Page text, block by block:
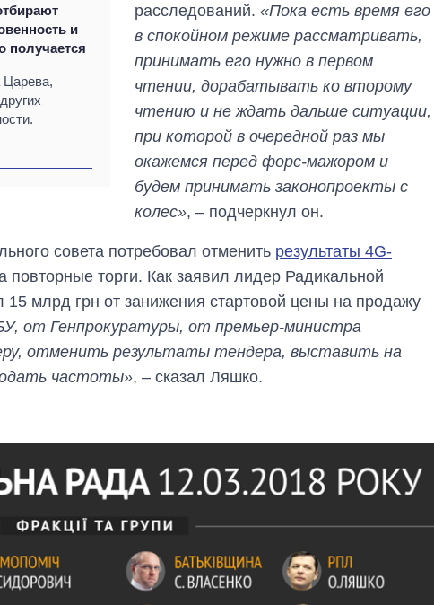
и
получается
Царева,
расследований.«Пока есть время его
в спокойном режиме рассматривать,
принимать его нужно в первом
чтении, дорабатывать ко второму
чтению и не ждать дальше ситуации,
при которой в очередной раз мы
окажемся перед форс-мажором и
будем принимать законопроекты с
колес», – подчеркнул он.
совета потребовал отменить результаты 4G-
повторные торги. Как заявил лидер Радикальной
млрд грн от занижения стартовой цены на продажу
от Генпрокуратуры, от премьер-министра
отменить результаты тендера, выставить на
частоты», – сказал Ляшко.